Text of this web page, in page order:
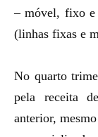
– móvel, fixo
(linhas fixas e
No quarto
pela receita
anterior,